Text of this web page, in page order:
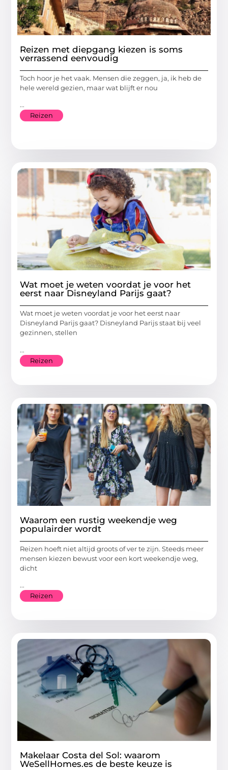
Reizen met diepgang kiezen is soms
verrassend eenvoudig
Toch hoor je het vaak. Mensen die zeggen, ja, ik heb de
hele wereld gezien, maar wat blijft er nou
...
Reizen
Wat moet je weten voordat je voor het
eerst naar Disneyland Parijs gaat?
Wat moet je weten voordat je voor het eerst naar
Disneyland Parijs gaat? Disneyland Parijs staat bij veel
gezinnen, stellen
...
Reizen
Waarom een rustig weekendje weg
populairder wordt
Reizen hoeft niet altijd groots of ver te zijn. Steeds meer
mensen kiezen bewust voor een kort weekendje weg,
dicht
...
Reizen
Makelaar Costa del Sol: waarom
WeSellHomes.es de beste keuze is